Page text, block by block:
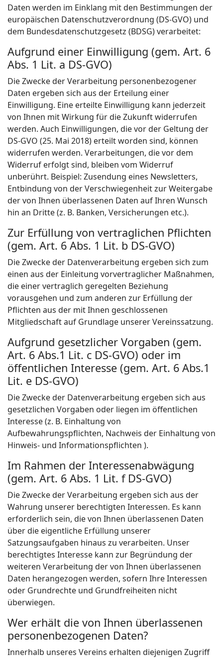
Daten werden im Einklang mit den Bestimmungen der
europäischen Datenschutzverordnung (DS-GVO) und
dem Bundesdatenschutzgesetz (BDSG) verarbeitet:
Aufgrund einer Einwilligung (gem. Art. 6
Abs. 1 Lit. a DS-GVO)
Die Zwecke der Verarbeitung personenbezogener
Daten ergeben sich aus der Erteilung einer
Einwilligung. Eine erteilte Einwilligung kann jederzeit
von Ihnen mit Wirkung für die Zukunft widerrufen
werden. Auch Einwilligungen, die vor der Geltung der
DS-GVO (25. Mai 2018) erteilt worden sind, können
widerrufen werden. Verarbeitungen, die vor dem
Widerruf erfolgt sind, bleiben vom Widerruf
unberührt. Beispiel: Zusendung eines Newsletters,
Entbindung von der Verschwiegenheit zur Weitergabe
der von Ihnen überlassenen Daten auf Ihren Wunsch
hin an Dritte (z. B. Banken, Versicherungen etc.).
Zur Erfüllung von vertraglichen Pflichten
(gem. Art. 6 Abs. 1 Lit. b DS-GVO)
Die Zwecke der Datenverarbeitung ergeben sich zum
einen aus der Einleitung vorvertraglicher Maßnahmen,
die einer vertraglich geregelten Beziehung
vorausgehen und zum anderen zur Erfüllung der
Pflichten aus der mit Ihnen geschlossenen
Mitgliedschaft auf Grundlage unserer Vereinssatzung.
Aufgrund gesetzlicher Vorgaben (gem.
Art. 6 Abs.1 Lit. c DS-GVO) oder im
öffentlichen Interesse (gem. Art. 6 Abs.1
Lit. e DS-GVO)
Die Zwecke der Datenverarbeitung ergeben sich aus
gesetzlichen Vorgaben oder liegen im öffentlichen
Interesse (z. B. Einhaltung von
Aufbewahrungspflichten, Nachweis der Einhaltung von
Hinweis- und Informationspflichten ).
Im Rahmen der Interessenabwägung
(gem. Art. 6 Abs. 1 Lit. f DS-GVO)
Die Zwecke der Verarbeitung ergeben sich aus der
Wahrung unserer berechtigten Interessen. Es kann
erforderlich sein, die von Ihnen überlassenen Daten
über die eigentliche Erfüllung unserer
Satzungsaufgaben hinaus zu verarbeiten. Unser
berechtigtes Interesse kann zur Begründung der
weiteren Verarbeitung der von Ihnen überlassenen
Daten herangezogen werden, sofern Ihre Interessen
oder Grundrechte und Grundfreiheiten nicht
überwiegen.
Wer erhält die von Ihnen überlassenen
personenbezogenen Daten?
Innerhalb unseres Vereins erhalten diejenigen Zugriff